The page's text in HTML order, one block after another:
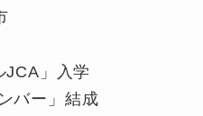
JCA」入学
バー」結成